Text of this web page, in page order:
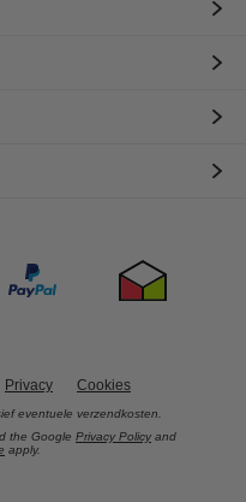
Privacy Cookies
eventuele verzendkosten.
the Google Privacy Policy and
apply.